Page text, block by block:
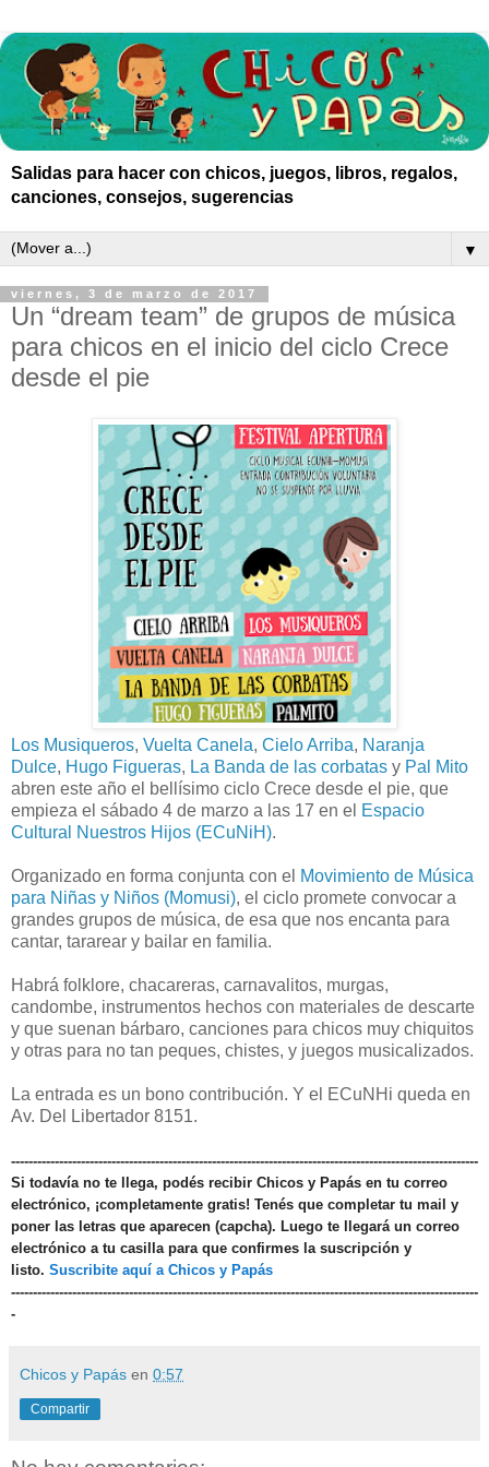
Salidas para hacer con chicos, juegos, libros, regalos,
canciones, consejos, sugerencias
▼
viernes, 3 de marzo de 2017
Un “dream team” de grupos de música
para chicos en el inicio del ciclo Crece
desde el pie
Los Musiqueros, Vuelta Canela, Cielo Arriba, Naranja
Dulce, Hugo Figueras, La Banda de las corbatas y Pal Mito
abren este año el bellísimo ciclo Crece desde el pie, que
empieza el sábado 4 de marzo a las 17 en el Espacio
Cultural Nuestros Hijos (ECuNiH).
Organizado en forma conjunta con el Movimiento de Música
para Niñas y Niños (Momusi), el ciclo promete convocar a
grandes grupos de música, de esa que nos encanta para
cantar, tararear y bailar en familia.
Habrá folklore, chacareras, carnavalitos, murgas,
candombe, instrumentos hechos con materiales de descarte
y que suenan bárbaro, canciones para chicos muy chiquitos
y otras para no tan peques, chistes, y juegos musicalizados.
La entrada es un bono contribución. Y el ECuNHi queda en
Av. Del Libertador 8151.
-----------------------------------------------------------------------------------------------------------
Si todavía no te llega, podés recibir Chicos y Papás en tu correo
electrónico, ¡completamente gratis! Tenés que completar tu mail y
poner las letras que aparecen (capcha). Luego te llegará un correo
electrónico a tu casilla para que confirmes la suscripción y
listo. Suscribite aquí a Chicos y Papás
-----------------------------------------------------------------------------------------------------------
-
Chicos y Papás en 0:57
Compartir